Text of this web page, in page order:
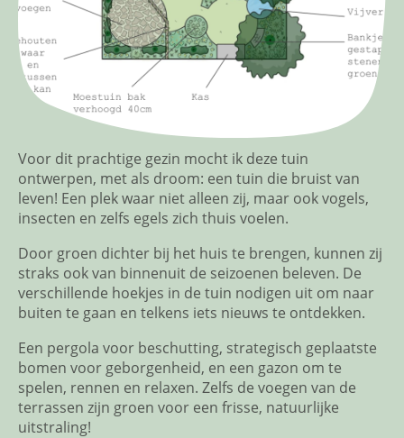
Voor dit prachtige gezin mocht ik deze tuin
ontwerpen, met als droom: een tuin die bruist van
leven! Een plek waar niet alleen zij, maar ook vogels,
insecten en zelfs egels zich thuis voelen.
Door groen dichter bij het huis te brengen, kunnen zij
straks ook van binnenuit de seizoenen beleven. De
verschillende hoekjes in de tuin nodigen uit om naar
buiten te gaan en telkens iets nieuws te ontdekken.
Een pergola voor beschutting, strategisch geplaatste
bomen voor geborgenheid, en een gazon om te
spelen, rennen en relaxen. Zelfs de voegen van de
terrassen zijn groen voor een frisse, natuurlijke
uitstraling!